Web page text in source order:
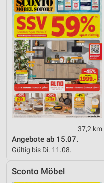
37,2 km
Angebote ab 15.07.
Gültig bis Di. 11.08.
Sconto Möbel